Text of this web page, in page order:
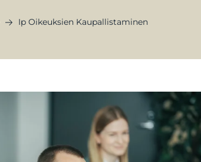
Ip Oikeuksien Kaupallistaminen